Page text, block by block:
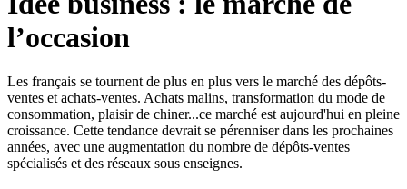
l’occasion
Les français se tournent de plus en plus vers le marché des dépôts-
ventes et achats-ventes. Achats malins, transformation du mode de
consommation, plaisir de chiner...ce marché est aujourd'hui en pleine
croissance. Cette tendance devrait se pérenniser dans les prochaines
années, avec une augmentation du nombre de dépôts-ventes
spécialisés et des réseaux sous enseignes.